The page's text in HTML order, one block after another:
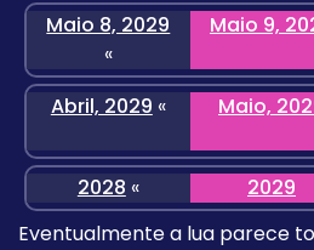
Maio 8, 2029
«
Maio 9,
Abril, 2029 « Maio,
2028 « 2029
Eventualmente a lua parece